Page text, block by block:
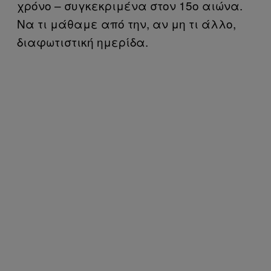
χρόνο – συγκεκριμένα στον 15ο αιώνα.
Να τι μάθαμε από την, αν μη τι άλλο,
διαφωτιστική ημερίδα.